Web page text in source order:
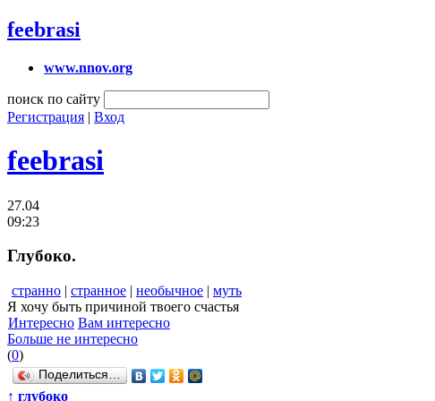
feebrasi
www.nnov.org
поиск по сайту
Регистрация | Вход
feebrasi
27.04
09:23
Глубоко.
странно | странное | необычное | муть
Я хочу быть причиной твоего счастья
Интересно Вам интересно
Больше не интересно
(0)
Поделиться…
↑ глубоко